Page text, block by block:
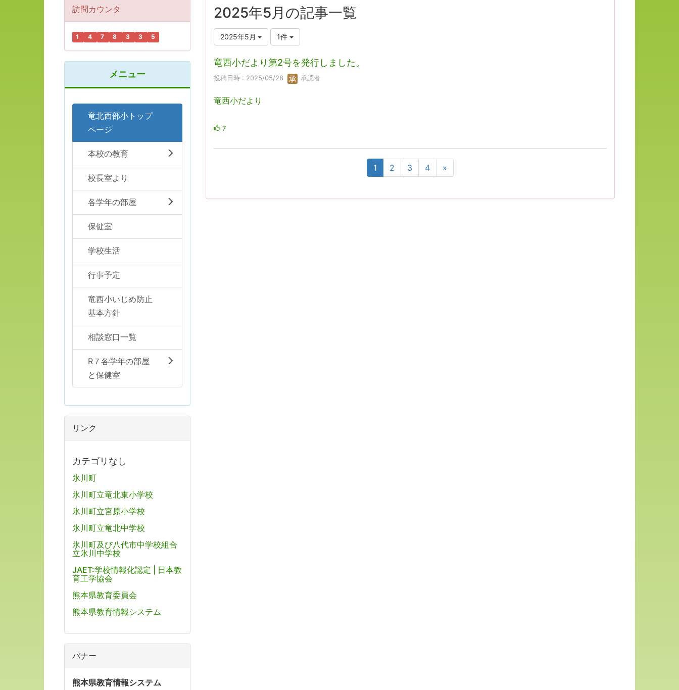
2025年5月の記事一覧
2025年5月 1件
竜西小だより第2号を発行しました。
投稿日時 : 2025/05/28 承認者
竜西小だより
7
1 2 3 4 »
訪問カウンタ
1 4 7 8 3 3 5
メニュー
竜北西部小トップ
ページ
本校の教育
校長室より
各学年の部屋
保健室
学校生活
行事予定
竜西小いじめ防止
基本方針
相談窓口一覧
R７各学年の部屋
と保健室
リンク
カテゴリなし
氷川町
氷川町立竜北東小学校
氷川町立宮原小学校
氷川町立竜北中学校
氷川町及び八代市中学校組合
立氷川中学校
JAET:学校情報化認定 | 日本教
育工学協会
熊本県教育委員会
熊本県教育情報システム
バナー
熊本県教育情報システム